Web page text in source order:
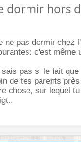
dormir hors
ne pas dormir chez
c'est même
pas si le fait que
de tes parents
chose, sur lequel